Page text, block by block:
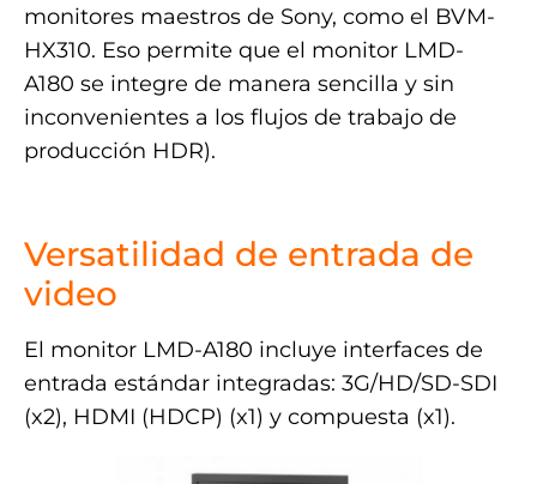
monitores maestros de Sony, como el BVM-
HX310. Eso permite que el monitor LMD-
A180 se integre de manera sencilla y sin
inconvenientes a los flujos de trabajo de
producción HDR).
Versatilidad de entrada de
video
El monitor LMD-A180 incluye interfaces de
entrada estándar integradas: 3G/HD/SD-SDI
(x2), HDMI (HDCP) (x1) y compuesta (x1).